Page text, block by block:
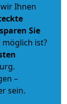
Ihnen
sparen Sie
möglich ist?
–
sein.